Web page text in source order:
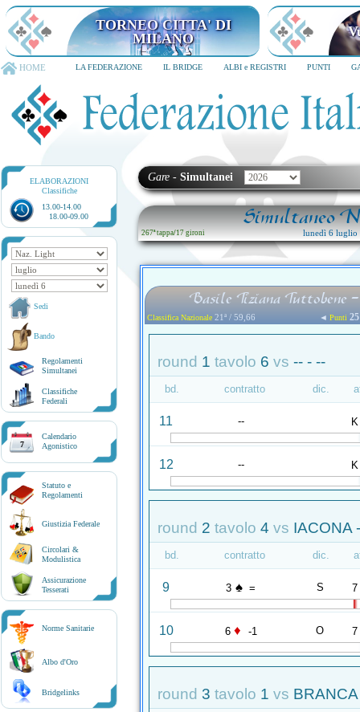
TORNEO CITTA' DI
MILANO
HOME LA FEDERAZIONE IL BRIDGE ALBI e REGISTRI PUNTI
ELABORAZIONI
Classifiche
13.00-14.00
18.00-09.00
Sedi
Bando
Regolamenti
Simultanei
Classifiche
Federali
7
Calendario
Agonistico
Statuto e
Regolamenti
Giustizia Federale
Circolari &
Modulistica
Assicurazione
Tesserati
Norme Sanitarie
Albo d'Oro
Bridgelinks
Gare - Simultanei
Simultaneo
267ª tappa/17 gironi lunedì 6 luglio
Basile Tiziana Tuttobene
Classifica Nazionale 21ª / 59,66 ◄ Punti 25
round 1 tavolo 6 vs -- - --
bd. contratto dic.
11 -- K
12 -- K
round 2 tavolo 4 vs IACONA
bd. contratto dic.
9 3 ♠ = S 7
10 6 ♦ -1 O 7
round 3 tavolo 1 vs